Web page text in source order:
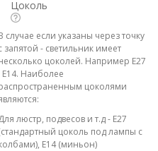
Цоколь
случае если указаны через точку
запятой - светильник имеет
цоколей. Например E27
E14. Наиболее
цоколями
люстр, подвесов и т.д - E27
цоколь под лампы с
E14 (миньон)